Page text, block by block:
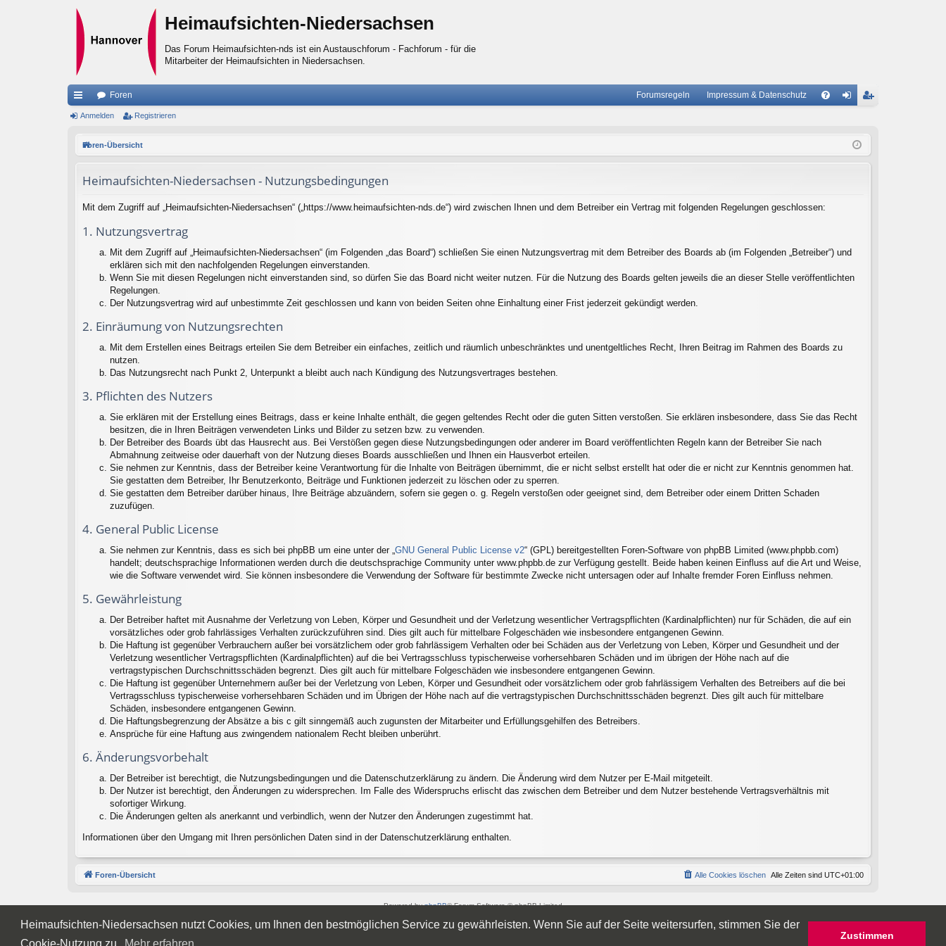
Heimaufsichten-Niedersachsen nutzt Cookies, um Ihnen den bestmöglichen Service zu gewährleisten. Wenn Sie auf der Seite weitersurfen, stimmen Sie der
Cookie-Nutzung zu.
Mehr erfahren
Zustimmen
Heimaufsichten-Niedersachsen
Das Forum Heimaufsichten-nds ist ein Austauschforum - Fachforum - für die
Mitarbeiter der Heimaufsichten in Niedersachsen.
S
ch
llz
Foren Forumsregeln Impressum & Datenschutz
el
ist
rie
Anmelden Registrieren
Foren-Übersicht
Heimaufsichten-Niedersachsen - Nutzungsbedingungen
Mit dem Zugriff auf „Heimaufsichten-Niedersachsen“ („https://www.heimaufsichten-nds.de“) wird zwischen Ihnen und dem Betreiber ein Vertrag mit folgenden Regelungen geschlossen:
1. Nutzungsvertrag
Mit dem Zugriff auf „Heimaufsichten-Niedersachsen“ (im Folgenden „das Board“) schließen Sie einen Nutzungsvertrag mit dem Betreiber des Boards ab (im Folgenden „Betreiber“) und
erklären sich mit den nachfolgenden Regelungen einverstanden.
Wenn Sie mit diesen Regelungen nicht einverstanden sind, so dürfen Sie das Board nicht weiter nutzen. Für die Nutzung des Boards gelten jeweils die an dieser Stelle veröffentlichten
Regelungen.
Der Nutzungsvertrag wird auf unbestimmte Zeit geschlossen und kann von beiden Seiten ohne Einhaltung einer Frist jederzeit gekündigt werden.
2. Einräumung von Nutzungsrechten
Mit dem Erstellen eines Beitrags erteilen Sie dem Betreiber ein einfaches, zeitlich und räumlich unbeschränktes und unentgeltliches Recht, Ihren Beitrag im Rahmen des Boards zu
nutzen.
Das Nutzungsrecht nach Punkt 2, Unterpunkt a bleibt auch nach Kündigung des Nutzungsvertrages bestehen.
3. Pflichten des Nutzers
Sie erklären mit der Erstellung eines Beitrags, dass er keine Inhalte enthält, die gegen geltendes Recht oder die guten Sitten verstoßen. Sie erklären insbesondere, dass Sie das Recht
besitzen, die in Ihren Beiträgen verwendeten Links und Bilder zu setzen bzw. zu verwenden.
Der Betreiber des Boards übt das Hausrecht aus. Bei Verstößen gegen diese Nutzungsbedingungen oder anderer im Board veröffentlichten Regeln kann der Betreiber Sie nach
Abmahnung zeitweise oder dauerhaft von der Nutzung dieses Boards ausschließen und Ihnen ein Hausverbot erteilen.
Sie nehmen zur Kenntnis, dass der Betreiber keine Verantwortung für die Inhalte von Beiträgen übernimmt, die er nicht selbst erstellt hat oder die er nicht zur Kenntnis genommen hat.
Sie gestatten dem Betreiber, Ihr Benutzerkonto, Beiträge und Funktionen jederzeit zu löschen oder zu sperren.
Sie gestatten dem Betreiber darüber hinaus, Ihre Beiträge abzuändern, sofern sie gegen o. g. Regeln verstoßen oder geeignet sind, dem Betreiber oder einem Dritten Schaden
zuzufügen.
4. General Public License
Sie nehmen zur Kenntnis, dass es sich bei phpBB um eine unter der „GNU General Public License v2“ (GPL) bereitgestellten Foren-Software von phpBB Limited (www.phpbb.com)
handelt; deutschsprachige Informationen werden durch die deutschsprachige Community unter www.phpbb.de zur Verfügung gestellt. Beide haben keinen Einfluss auf die Art und Weise,
wie die Software verwendet wird. Sie können insbesondere die Verwendung der Software für bestimmte Zwecke nicht untersagen oder auf Inhalte fremder Foren Einfluss nehmen.
5. Gewährleistung
Der Betreiber haftet mit Ausnahme der Verletzung von Leben, Körper und Gesundheit und der Verletzung wesentlicher Vertragspflichten (Kardinalpflichten) nur für Schäden, die auf ein
vorsätzliches oder grob fahrlässiges Verhalten zurückzuführen sind. Dies gilt auch für mittelbare Folgeschäden wie insbesondere entgangenen Gewinn.
Die Haftung ist gegenüber Verbrauchern außer bei vorsätzlichem oder grob fahrlässigem Verhalten oder bei Schäden aus der Verletzung von Leben, Körper und Gesundheit und der
Verletzung wesentlicher Vertragspflichten (Kardinalpflichten) auf die bei Vertragsschluss typischerweise vorhersehbaren Schäden und im übrigen der Höhe nach auf die
vertragstypischen Durchschnittsschäden begrenzt. Dies gilt auch für mittelbare Folgeschäden wie insbesondere entgangenen Gewinn.
Die Haftung ist gegenüber Unternehmern außer bei der Verletzung von Leben, Körper und Gesundheit oder vorsätzlichem oder grob fahrlässigem Verhalten des Betreibers auf die bei
Vertragsschluss typischerweise vorhersehbaren Schäden und im Übrigen der Höhe nach auf die vertragstypischen Durchschnittsschäden begrenzt. Dies gilt auch für mittelbare
Schäden, insbesondere entgangenen Gewinn.
Die Haftungsbegrenzung der Absätze a bis c gilt sinngemäß auch zugunsten der Mitarbeiter und Erfüllungsgehilfen des Betreibers.
Ansprüche für eine Haftung aus zwingendem nationalem Recht bleiben unberührt.
6. Änderungsvorbehalt
Der Betreiber ist berechtigt, die Nutzungsbedingungen und die Datenschutzerklärung zu ändern. Die Änderung wird dem Nutzer per E-Mail mitgeteilt.
Der Nutzer ist berechtigt, den Änderungen zu widersprechen. Im Falle des Widerspruchs erlischt das zwischen dem Betreiber und dem Nutzer bestehende Vertragsverhältnis mit
sofortiger Wirkung.
Die Änderungen gelten als anerkannt und verbindlich, wenn der Nutzer den Änderungen zugestimmt hat.
Informationen über den Umgang mit Ihren persönlichen Daten sind in der Datenschutzerklärung enthalten.
Foren-Übersicht Alle Zeiten sind UTC+01:00
Alle Cookies löschen
Powered byphpBB® Forum Software © phpBB Limited
Deutsche Übersetzung durchphpBB.de